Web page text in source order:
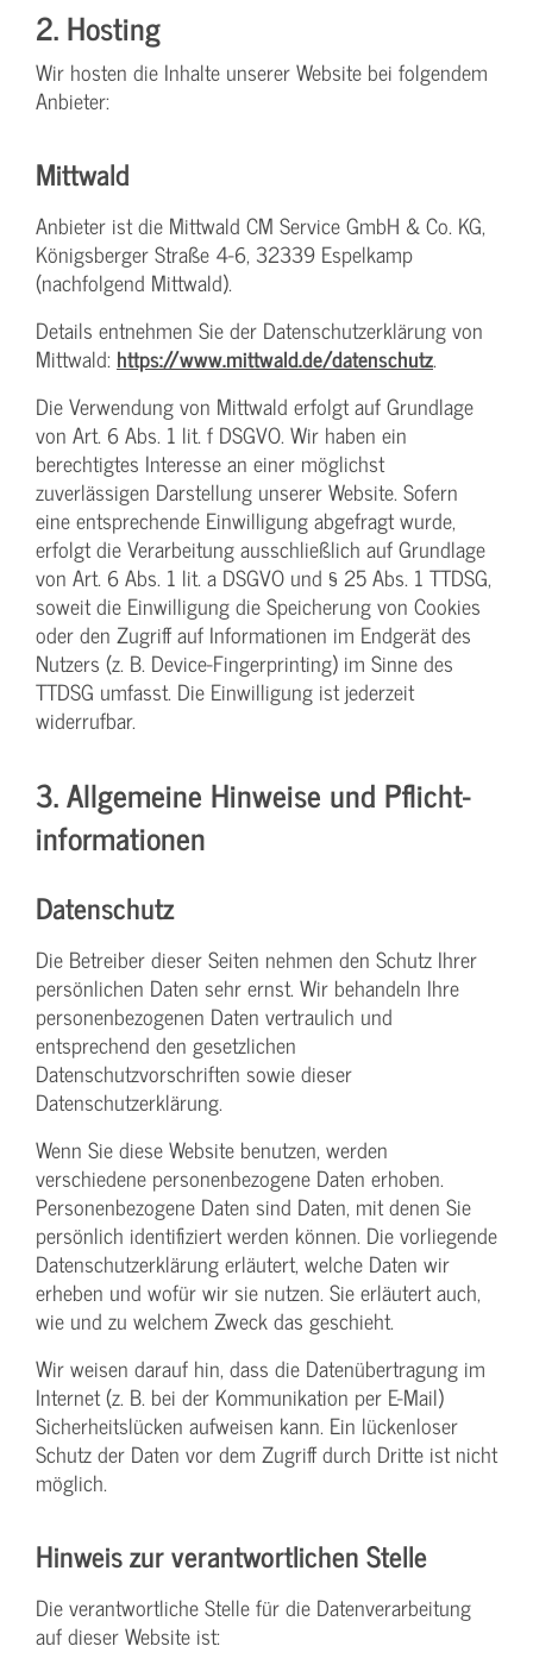
2. Hosting
Wir hosten die Inhalte unserer Website bei folgendem
Anbieter:
Mittwald
Anbieter ist die Mittwald CM Service GmbH & Co. KG,
Königsberger Straße 4-6, 32339 Espelkamp
(nachfolgend Mittwald).
Details entnehmen Sie der Datenschutzerklärung von
Mittwald: https://www.mittwald.de/datenschutz.
Die Verwendung von Mittwald erfolgt auf Grundlage
von Art. 6 Abs. 1 lit. f DSGVO. Wir haben ein
berechtigtes Interesse an einer möglichst
zuverlässigen Darstellung unserer Website. Sofern
eine entsprechende Einwilligung abgefragt wurde,
erfolgt die Verarbeitung ausschließlich auf Grundlage
von Art. 6 Abs. 1 lit. a DSGVO und § 25 Abs. 1 TTDSG,
soweit die Einwilligung die Speicherung von Cookies
oder den Zugriff auf Informationen im Endgerät des
Nutzers (z. B. Device-Fingerprinting) im Sinne des
TTDSG umfasst. Die Einwilligung ist jederzeit
widerrufbar.
3. Allgemeine Hinweise und Pflicht­
informationen
Datenschutz
Die Betreiber dieser Seiten nehmen den Schutz Ihrer
persönlichen Daten sehr ernst. Wir behandeln Ihre
personenbezogenen Daten vertraulich und
entsprechend den gesetzlichen
Datenschutzvorschriften sowie dieser
Datenschutzerklärung.
Wenn Sie diese Website benutzen, werden
verschiedene personenbezogene Daten erhoben.
Personenbezogene Daten sind Daten, mit denen Sie
persönlich identifiziert werden können. Die vorliegende
Datenschutzerklärung erläutert, welche Daten wir
erheben und wofür wir sie nutzen. Sie erläutert auch,
wie und zu welchem Zweck das geschieht.
Wir weisen darauf hin, dass die Datenübertragung im
Internet (z. B. bei der Kommunikation per E-Mail)
Sicherheitslücken aufweisen kann. Ein lückenloser
Schutz der Daten vor dem Zugriff durch Dritte ist nicht
möglich.
Hinweis zur verantwortlichen Stelle
Die verantwortliche Stelle für die Datenverarbeitung
auf dieser Website ist: